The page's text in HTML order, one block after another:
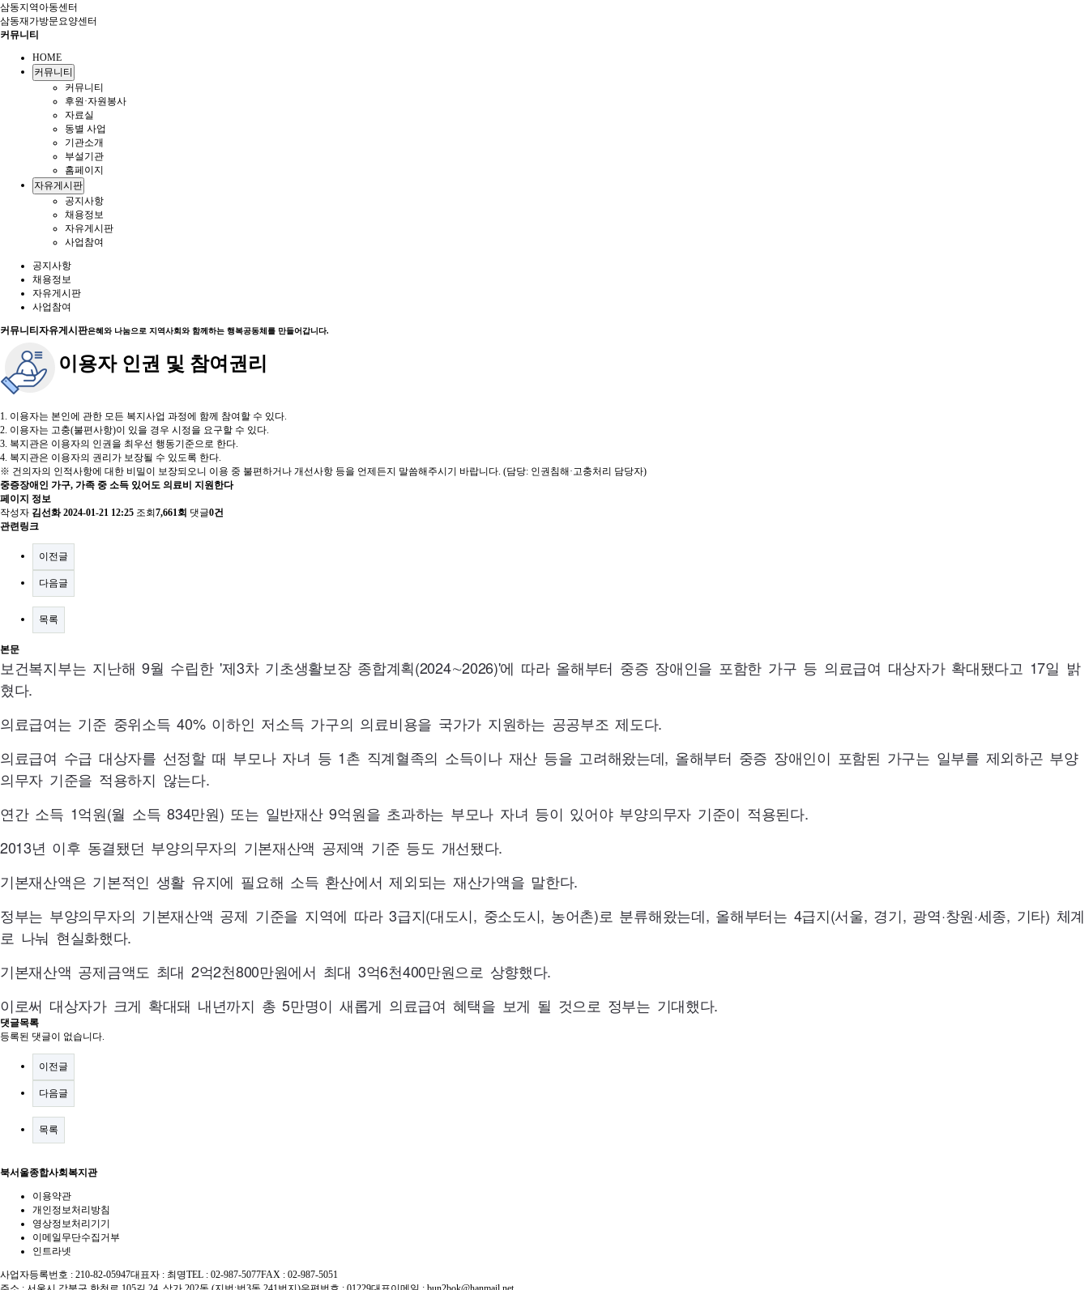
삼동지역아동센터
삼동재가방문요양센터
커뮤니티
HOME
커뮤니티
커뮤니티
후원·자원봉사
자료실
동별 사업
기관소개
부설기관
홈페이지
자유게시판
공지사항
채용정보
자유게시판
사업참여
공지사항
채용정보
자유게시판
사업참여
커뮤니티 자유게시판은혜와 나눔으로 지역사회와 함께하는 행복공동체를 만들어갑니다.
이용자 인권 및 참여권리
1. 이용자는 본인에 관한 모든 복지사업 과정에 함께 참여할 수 있다.
2. 이용자는 고충(불편사항)이 있을 경우 시정을 요구할 수 있다.
3. 복지관은 이용자의 인권을 최우선 행동기준으로 한다.
4. 복지관은 이용자의 권리가 보장될 수 있도록 한다.
※ 건의자의 인적사항에 대한 비밀이 보장되오니 이용 중 불편하거나 개선사항 등을 언제든지 말씀해주시기 바랍니다. (담당: 인권침해·고충처리 담당자)
중증장애인 가구, 가족 중 소득 있어도 의료비 지원한다
페이지 정보
작성자 김선화 2024-01-21 12:25 조회 7,661회 댓글0건
관련링크
이전글
다음글
목록
본문
보건복지부는 지난해 9월 수립한 '제3차 기초생활보장 종합계획(2024∼2026)'에 따라 올해부터 중증 장애인을 포함한 가구 등 의료급여 대상자가 확대됐다고 17일 밝
혔다.
의료급여는 기준 중위소득40% 이하인 저소득 가구의 의료비용을 국가가 지원하는 공공부조 제도다.
의료급여 수급 대상자를 선정할 때 부모나 자녀 등 1촌 직계혈족의 소득이나 재산 등을 고려해왔는데, 올해부터 중증 장애인이 포함된 가구는 일부를 제외하곤 부양
의무자 기준을 적용하지 않는다.
연간 소득 1억원(월 소득834만원) 또는 일반재산 9억원을 초과하는 부모나 자녀 등이 있어야 부양의무자 기준이 적용된다.
2013년 이후 동결됐던 부양의무자의 기본재산액 공제액 기준 등도 개선됐다.
기본재산액은 기본적인 생활 유지에 필요해 소득 환산에서 제외되는 재산가액을 말한다.
정부는 부양의무자의 기본재산액 공제 기준을 지역에 따라 3급지(대도시, 중소도시, 농어촌)로 분류해왔는데, 올해부터는 4급지(서울, 경기, 광역·창원·세종, 기타) 체계
로 나눠 현실화했다.
기본재산액 공제금액도 최대 2억2천800만원에서 최대 3억6천400만원으로 상향했다.
이로써 대상자가 크게 확대돼 내년까지 총 5만명이 새롭게 의료급여 혜택을 보게 될 것으로 정부는 기대했다.
댓글목록
등록된 댓글이 없습니다.
이전글
다음글
목록
북서울종합사회복지관
이용약관
개인정보처리방침
영상정보처리기기
이메일무단수집거부
인트라넷
사업자등록번호 : 210-82-05947대표자 : 최명TEL : 02-987-5077FAX : 02-987-5051